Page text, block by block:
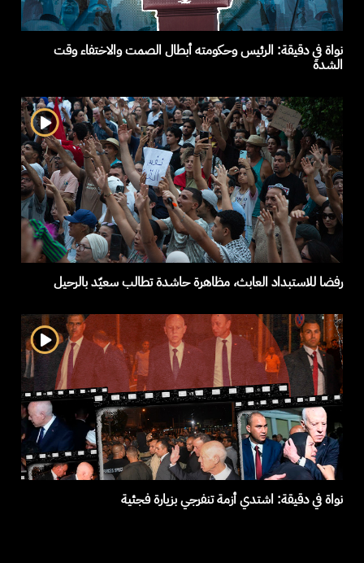
نواة في دقيقة: الرئيس وحكومته أبطال الصمت والاختفاء وقت
الشدة
رفضا للاستبداد العابث، مظاهرة حاشدة تطالب سعيّد بالرحيل
نواة في دقيقة: اشتدي أزمة تنفرجي بزيارة فجئية